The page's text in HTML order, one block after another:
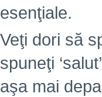
esenţiale.
Veţi dori să
spuneţi
aşa mai